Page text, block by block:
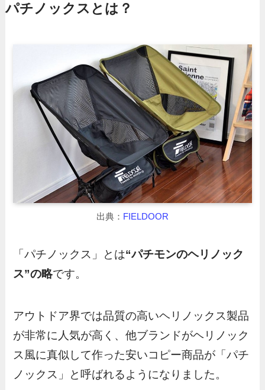
パチノックスとは？
出典： FIELDOOR
「パチノックス」とは“パチモンのヘリノック
ス”の略です。
アウトドア界では品質の高いヘリノックス製品
が非常に人気が高く、他ブランドがヘリノック
ス風に真似して作った安いコピー商品が「パチ
ノックス」と呼ばれるようになりました。